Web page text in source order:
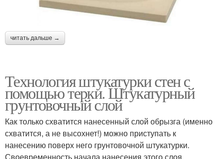
читать дальше →
Технология штукатурки стен с
помощью терки. Штукатурный
грунтовочный слой
Как только схватится нанесенный слой обрызга (именно
схватится, а не высохнет!) можно приступать к
нанесению поверх него грунтовочной штукатурки.